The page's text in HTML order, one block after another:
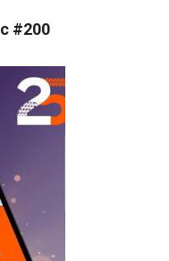
#200